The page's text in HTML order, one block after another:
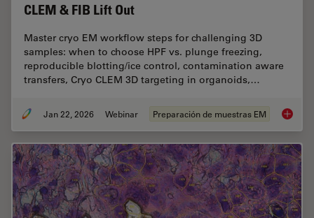
CLEM & FIB Lift Out
Master cryo EM workflow steps for challenging 3D
samples: when to choose HPF vs. plunge freezing,
reproducible blotting/ice control, contamination aware
transfers, Cryo CLEM 3D targeting in organoids,…
Jan 22, 2026 Webinar Preparación de muestras EM High-